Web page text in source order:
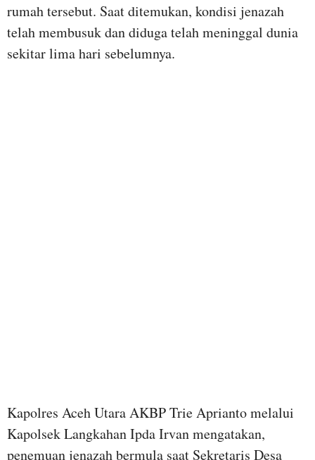
rumah tersebut. Saat ditemukan, kondisi jenazah
telah membusuk dan diduga telah meninggal dunia
sekitar lima hari sebelumnya.
Kapolres Aceh Utara AKBP Trie Aprianto melalui
Kapolsek Langkahan Ipda Irvan mengatakan,
penemuan jenazah bermula saat Sekretaris Desa